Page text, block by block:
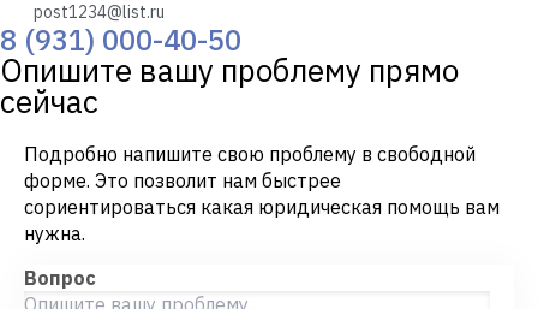
post1234@list.ru
8 (931) 000-40-50
Опишите вашу проблему прямо
сейчас
Подробно напишите свою проблему в свободной
форме. Это позволит нам быстрее
сориентироваться какая юридическая помощь вам
нужна.
Вопрос